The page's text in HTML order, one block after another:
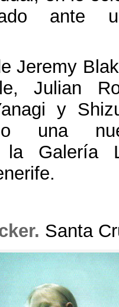
ante
Jeremy
Julian
y
una
Galería
.
. Santa